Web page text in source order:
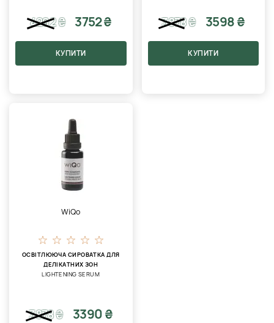
4292₴ 3752 ₴
КУПИТИ
3878₴ 3598 ₴
КУПИТИ
WiQo
ОСВІТЛЮЮЧА СИРОВАТКА ДЛЯ
ДЕЛІКАТНИХ ЗОН
LIGHTENING SERUM
3878₴ 3390 ₴